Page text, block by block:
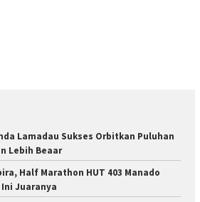
Lamadau Sukses Orbitkan Puluhan
Lebih Beaar
Half Marathon HUT 403 Manado
Juaranya